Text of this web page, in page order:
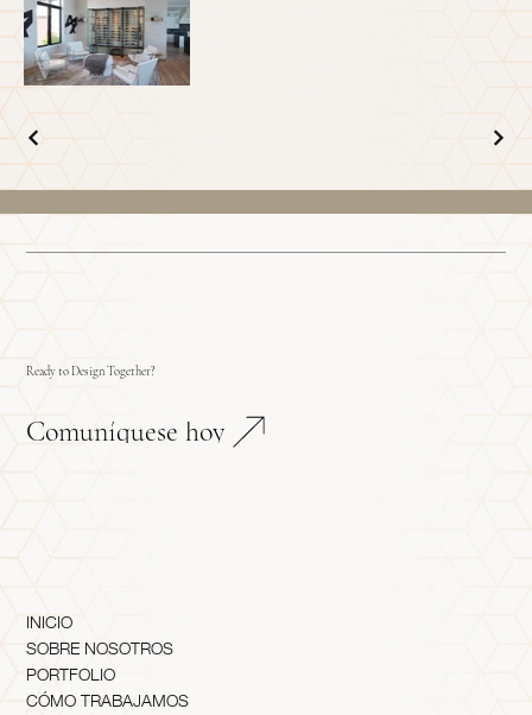
Ready to Design Together?
Comuníquese hoy
INICIO
SOBRE NOSOTROS
PORTFOLIO
CÓMO TRABAJAMOS